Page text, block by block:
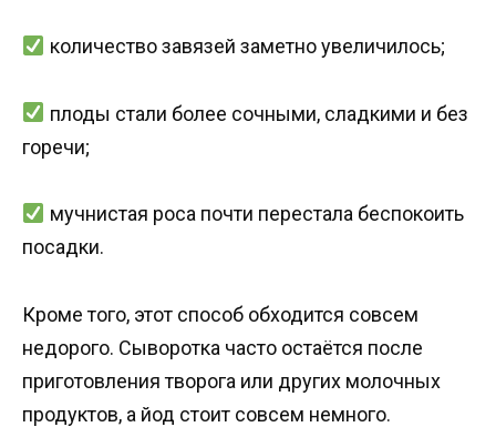
количество завязей заметно увеличилось;
плоды стали более сочными, сладкими и без
горечи;
мучнистая роса почти перестала беспокоить
посадки.
Кроме того, этот способ обходится совсем
недорого. Сыворотка часто остаётся после
приготовления творога или других молочных
продуктов, а йод стоит совсем немного.